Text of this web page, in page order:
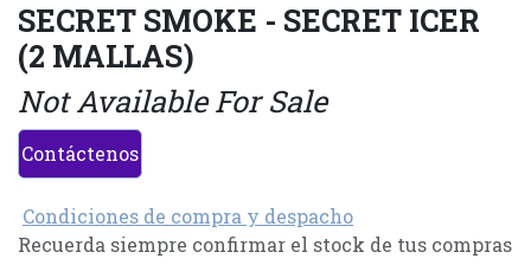
SECRET SMOKE - SECRET ICER
(2 MALLAS)
Not Available For Sale
Contáctenos
Condiciones de compra y despacho
Recuerda siempre confirmar el stock de tus compras